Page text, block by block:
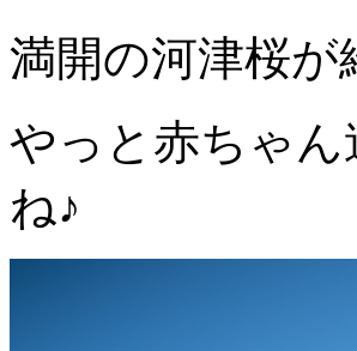
満開の河津桜
やっと赤ちゃ
ね♪